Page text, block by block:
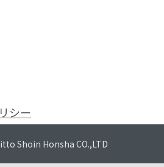
シー
Shoin Honsha CO.,LTD